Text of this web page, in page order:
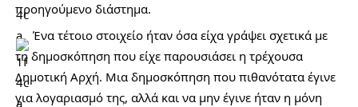
προηγούμενο διάστημα.
Ένα τέτοιο στοιχείο ήταν όσα είχα γράψει σχετικά με
τη δημοσκόπηση που είχε παρουσιάσει η τρέχουσα
Δημοτική Αρχή. Μια δημοσκόπηση που πιθανότατα έγινε
για λογαριασμό της, αλλά και να μην έγινε ήταν η μόνη